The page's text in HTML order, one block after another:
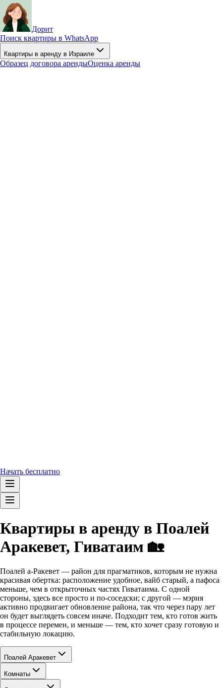
Дорит
Поиск квартиры в WhatsApp
Квартиры в аренду в Израиле
Образец договора арендыОценка аренды
Начать бесплатно
Квартиры в аренду в Поалей
Аракевет, Гиватаим 🏡
Поалей а-Ракевет — район для прагматиков, которым не нужна
красивая обертка: расположение удобное, вайб старый, а пафоса
меньше, чем в открыточных частях Гиватаима. С одной
стороны, здесь все просто и по-соседски; с другой — мэрия
активно продвигает обновление района, так что через пару лет
он будет выглядеть совсем иначе. Подходит тем, кто готов жить
в процессе перемен, и меньше — тем, кто хочет сразу готовую и
стабильную локацию.
Поалей Аракевет
Комнаты